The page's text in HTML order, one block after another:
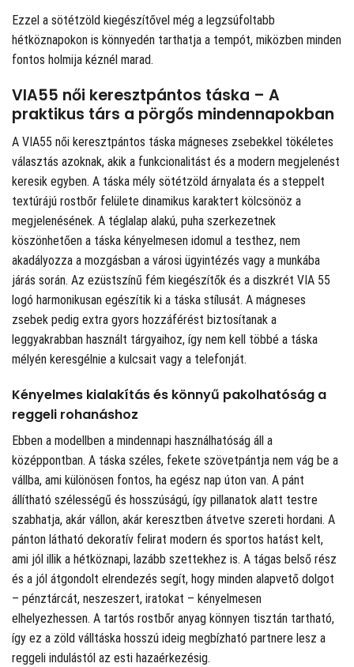
Ezzel a sötétzöld kiegészítővel még a legzsúfoltabb
hétköznapokon is könnyedén tarthatja a tempót, miközben minden
fontos holmija kéznél marad.
VIA55 női keresztpántos táska – A
praktikus társ a pörgős mindennapokban
A VIA55 női keresztpántos táska mágneses zsebekkel tökéletes
választás azoknak, akik a funkcionalitást és a modern megjelenést
keresik egyben. A táska mély sötétzöld árnyalata és a steppelt
textúrájú rostbőr felülete dinamikus karaktert kölcsönöz a
megjelenésének. A téglalap alakú, puha szerkezetnek
köszönhetően a táska kényelmesen idomul a testhez, nem
akadályozza a mozgásban a városi ügyintézés vagy a munkába
járás során. Az ezüstszínű fém kiegészítők és a diszkrét VIA 55
logó harmonikusan egészítik ki a táska stílusát. A mágneses
zsebek pedig extra gyors hozzáférést biztosítanak a
leggyakrabban használt tárgyaihoz, így nem kell többé a táska
mélyén keresgélnie a kulcsait vagy a telefonját.
Kényelmes kialakítás és könnyű pakolhatóság a
reggeli rohanáshoz
Ebben a modellben a mindennapi használhatóság áll a
középpontban. A táska széles, fekete szövetpántja nem vág be a
vállba, ami különösen fontos, ha egész nap úton van. A pánt
állítható szélességű és hosszúságú, így pillanatok alatt testre
szabhatja, akár vállon, akár keresztben átvetve szereti hordani. A
pánton látható dekoratív felirat modern és sportos hatást kelt,
ami jól illik a hétköznapi, lazább szettekhez is. A tágas belső rész
és a jól átgondolt elrendezés segít, hogy minden alapvető dolgot
– pénztárcát, neszeszert, iratokat – kényelmesen
elhelyezhessen. A tartós rostbőr anyag könnyen tisztán tartható,
így ez a zöld válltáska hosszú ideig megbízható partnere lesz a
reggeli indulástól az esti hazaérkezésig.